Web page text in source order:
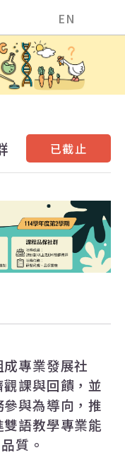
EN
已截止
專業發展社
課與回饋，並
與為導向，推
語教學專業能
質。